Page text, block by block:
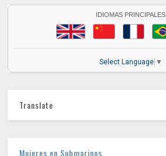
IDIOMAS PRINCIPALES
Select Language ▼
Translate
Mujeres en Submarinos